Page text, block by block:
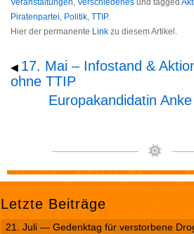
Veranstaltungen, Verschiedenes und tagged
Piratenpartei, Politik, TTIP.
Hier der permanente Link zu diesem Artikel.
◀ 17. Mai – Infostand &
ohne TTIP
Europakandidatin
Letzte Beiträge
21. Juli — Gedenktag für verstorbene